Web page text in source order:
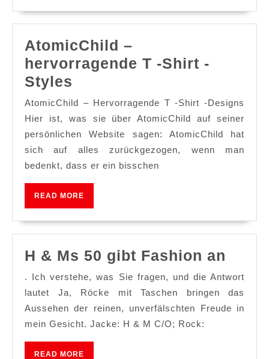
AtomicChild –
hervorragende T -Shirt -
Styles
–
hervorragende
T
Shirt
-
Styles
AtomicChild – Hervorragende T -Shirt -Designs
Hier ist, was sie über AtomicChild auf seiner
persönlichen Website sagen: AtomicChild hat
sich auf alles zurückgezogen, wenn man
bedenkt, dass er ein bisschen
READ MORE
H & Ms 50 gibt Fashion an
&
Ms
50
. Ich verstehe, was Sie fragen, und die Antwort
lautet Ja, Röcke mit Taschen bringen das
Aussehen der reinen, unverfälschten Freude in
mein Gesicht. Jacke: H & M C/O; Rock:
READ MORE